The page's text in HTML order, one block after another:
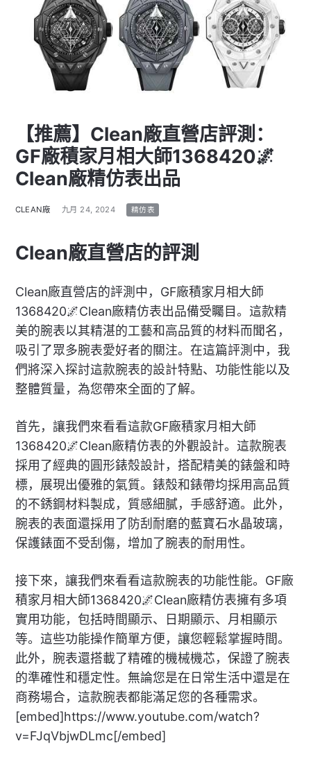
【推薦】Clean廠直營店評測：
GF廠積家月相大師1368420🌌
Clean廠精仿表出品
CLEAN廠 九月 24, 2024 精仿表
Clean廠直營店的評測
Clean廠直營店的評測中，GF廠積家月相大師
1368420🌌Clean廠精仿表出品備受矚目。這款精
美的腕表以其精湛的工藝和高品質的材料而聞名，
吸引了眾多腕表愛好者的關注。在這篇評測中，我
們將深入探討這款腕表的設計特點、功能性能以及
整體質量，為您帶來全面的了解。
首先，讓我們來看看這款GF廠積家月相大師
1368420🌌Clean廠精仿表的外觀設計。這款腕表
採用了經典的圓形錶殼設計，搭配精美的錶盤和時
標，展現出優雅的氣質。錶殼和錶帶均採用高品質
的不銹鋼材料製成，質感細膩，手感舒適。此外，
腕表的表面還採用了防刮耐磨的藍寶石水晶玻璃，
保護錶面不受刮傷，增加了腕表的耐用性。
接下來，讓我們來看看這款腕表的功能性能。GF廠
積家月相大師1368420🌌Clean廠精仿表擁有多項
實用功能，包括時間顯示、日期顯示、月相顯示
等。這些功能操作簡單方便，讓您輕鬆掌握時間。
此外，腕表還搭載了精確的機械機芯，保證了腕表
的準確性和穩定性。無論您是在日常生活中還是在
商務場合，這款腕表都能滿足您的各種需求。
[embed]https://www.youtube.com/watch?
v=FJqVbjwDLmc[/embed]